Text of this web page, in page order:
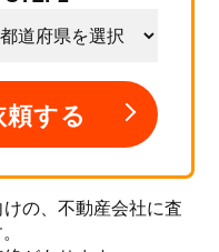
する
の、不動産会社に査